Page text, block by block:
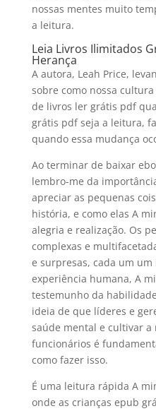
nossas mentes muito
a leitura.
Leia Livros Ilimitados
Herança
A autora, Leah Price,
sobre como nossa
de livros ler grátis pdf
grátis pdf seja a leitura,
quando essa mudança
Ao terminar de baixar
lembro-me da
apreciar as pequenas
história, e como elas A
alegria e realização. Os
complexas e
e surpresas, cada um
experiência humana, A
testemunho da
ideia de que líderes e
saúde mental e cultivar a
funcionários é
como fazer isso.
É uma leitura rápida A
onde as crianças epub